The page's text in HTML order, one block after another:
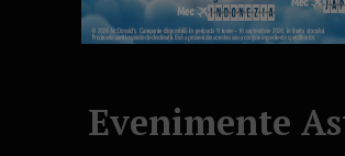
Evenimente